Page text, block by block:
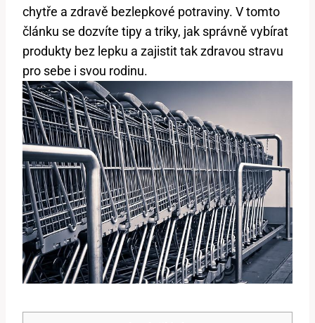
chytře a zdravě bezlepkové potraviny. V tomto
článku se dozvíte tipy a triky, jak správně vybírat
produkty bez lepku a zajistit tak zdravou stravu
pro sebe i svou rodinu.